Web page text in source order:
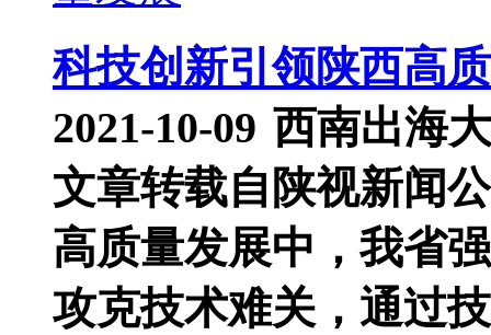
科技创新引领陕西高
2021-10-09 西南出海
文章转载自陕视新闻
高质量发展中，我省
攻克技术难关，通过